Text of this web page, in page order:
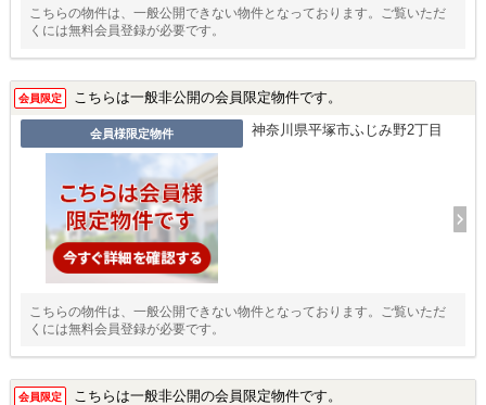
こちらの物件は、一般公開できない物件となっております。ご覧いただ
くには無料会員登録が必要です。
会員限定 こちらは一般非公開の会員限定物件です。
会員様限定物件 神奈川県平塚市ふじみ野2丁目
こちらの物件は、一般公開できない物件となっております。ご覧いただ
くには無料会員登録が必要です。
会員限定 こちらは一般非公開の会員限定物件です。